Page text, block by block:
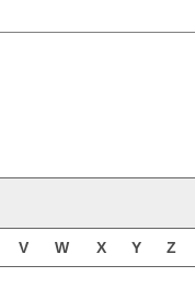
V W X Y Z